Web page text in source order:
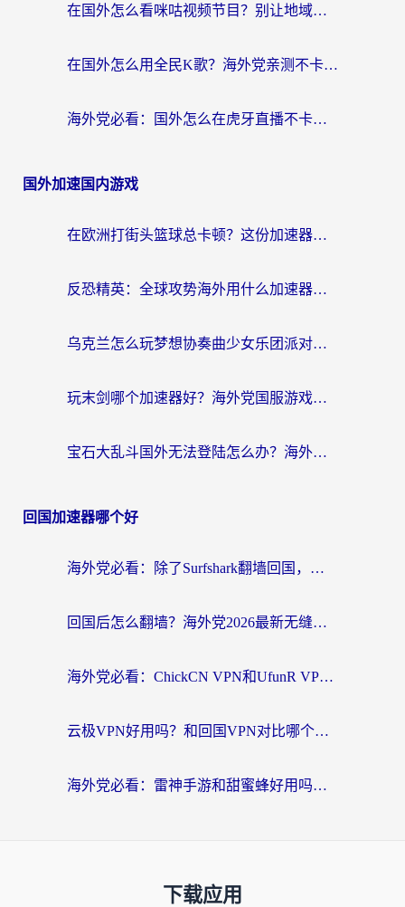
在国外怎么看咪咕视频节目？别让地域限制挡住你的追剧自由
在国外怎么用全民K歌？海外党亲测不卡顿的回国加速秘籍
海外党必看：国外怎么在虎牙直播不卡顿？附腾讯视频网易云音乐解决方案
国外加速国内游戏
在欧洲打街头篮球总卡顿？这份加速器选择指南帮你解决延迟难题
反恐精英：全球攻势海外用什么加速器登录？海外党国服游戏畅玩指南
乌克兰怎么玩梦想协奏曲少女乐团派对？海外党国服游戏加速全攻略（附欧洲重生细胞荒野行动不卡技巧）
玩末剑哪个加速器好？海外党国服游戏畅玩终极指南（附3款热门游戏实测）
宝石大乱斗国外无法登陆怎么办？海外玩家专属加速指南（附穿越火线原野传说解决方案）
回国加速器哪个好
海外党必看：除了Surfshark翻墙回国，这些加速器选择技巧你真的懂吗？
回国后怎么翻墙？海外党2026最新无缝访问国内资源全攻略（附对比实测）
海外党必看：ChickCN VPN和UfunR VPN对比哪个回国效果更好？附实用选择指南
云极VPN好用吗？和回国VPN对比哪个回国效果更好？海外党亲测避坑指南
海外党必看：雷神手游和甜蜜蜂好用吗？3步选对回国加速器无缝刷国内资源
下载应用